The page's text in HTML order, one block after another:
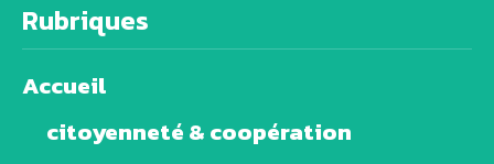
Rubriques
Accueil
citoyenneté & coopération